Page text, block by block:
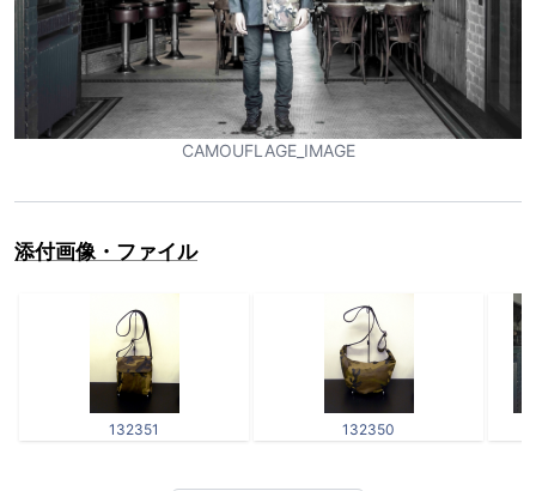
CAMOUFLAGE_IMAGE
添付画像・ファイル
132351 132350